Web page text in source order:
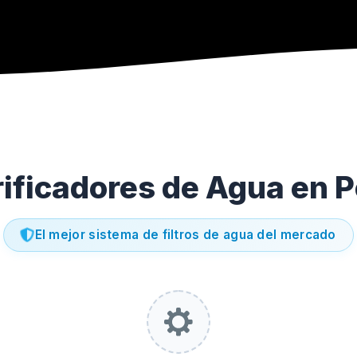
de Agua en
El mejor sistema de filtros de agua del mercado